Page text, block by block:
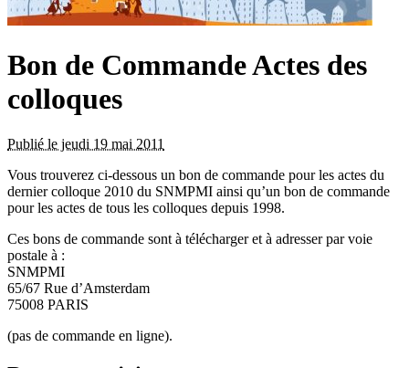
Bon de Commande Actes des
colloques
Publié le jeudi 19 mai 2011
Vous trouverez ci-dessous un bon de commande pour les actes du
dernier colloque 2010 du SNMPMI ainsi qu’un bon de commande
pour les actes de tous les colloques depuis 1998.
Ces bons de commande sont à télécharger et à adresser par voie
postale à :
SNMPMI
65/67 Rue d’Amsterdam
75008 PARIS
(pas de commande en ligne).